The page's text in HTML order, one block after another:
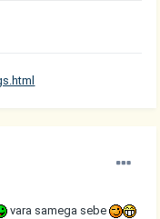
vara samega sebe